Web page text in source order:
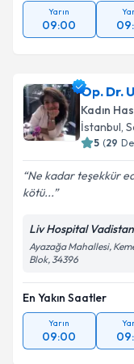
Yarın
09:00
Op. Dr.
Kadın
İstanbul,
5 (29
Ne kadar teşekkür
kötü...
Liv Hospital
Ayazağa Mahallesi,
Blok, 34396
En Yakın Saatler
Yarın
09:00